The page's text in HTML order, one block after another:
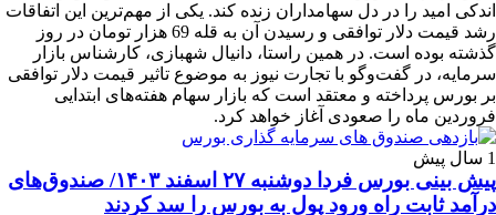
اندکی امید را در دل سهامداران زنده کند. یکی از مهم‌ترین این اتفاقات
رشد قیمت دلار توافقی و رسیدن آن به قله 69 هزار تومان در روز
گذشته بوده است. در همین راستا، دانیال شهبازی، کارشناس بازار
سرمایه، در گفت‌وگو با تجارت نیوز به موضوع تاثیر قیمت دلار توافقی
بر بورس پرداخته و معتقد است که بازار سهام هفته‌های ابتدایی
فروردین ماه را صعودی آغاز خواهد کرد.
1 سال پیش
پیش بینی بورس فردا دوشنبه ۲۷ اسفند ۱۴۰۳/ صندوق‌های
درآمد ثابت راه ورود پول به بورس را سد کردند